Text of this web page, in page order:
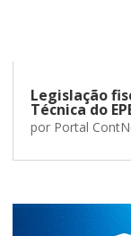
Legislação
Técnica do
por Portal